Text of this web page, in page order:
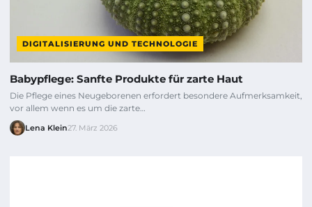
DIGITALISIERUNG UND TECHNOLOGIE
Babypflege: Sanfte Produkte für zarte Haut
Die Pflege eines Neugeborenen erfordert besondere Aufmerksamkeit,
vor allem wenn es um die zarte…
Lena Klein27. März 2026